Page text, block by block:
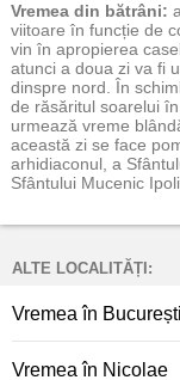
Vremea din bătrâni:
viitoare în funcție de
vin în apropierea
atunci a doua zi va fi
dinspre nord. În
de răsăritul soarelui
urmează vreme
această zi se face
arhidiaconul, a
Sfântului Mucenic
ALTE LOCALITĂȚI:
Vremea în București
Vremea în Nicolae